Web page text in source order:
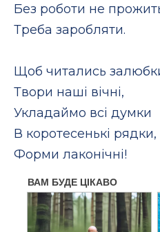
Без роботи не
Треба заробляти.
Щоб читались
Твори наші вічні,
Укладаймо всі думки
В коротесенькі рядки,
Форми лаконічні!